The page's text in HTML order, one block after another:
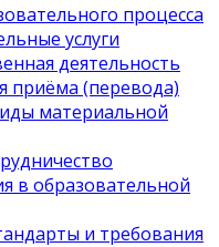
процесса
услуги
деятельность
приёма (перевода)
материальной
в образовательной
и требования